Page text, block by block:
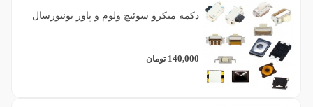
بنفش 1
سبز 1
فیلتر براساس کیفیت
فابریک روکاری 1
میکرو فایبر 1
فیلتر براساس برند
سامسونگ 16
دکمه میکرو سوئیچ ولوم و پاور یونیورسال
140,000 تومان